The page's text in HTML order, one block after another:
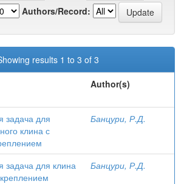
Authors/Record:
results 1 to 3 of 3
Author(s)
задача для
клина с
Банцури, Р.Д.
задача для клина
Банцури, Р.Д.